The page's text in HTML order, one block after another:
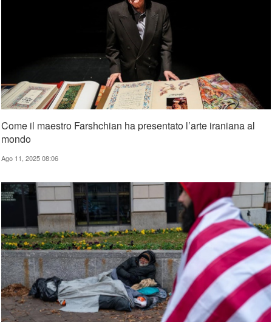
Come il maestro Farshchian ha presentato l’arte iraniana al
mondo
Ago 11, 2025 08:06